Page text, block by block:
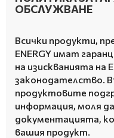
ОБСЛУЖВАНЕ
Всички продукти,
ENERGY имат
на изискванията на
законодателство.
продуктовите
информация, моля
документацията,
вашия продукт.